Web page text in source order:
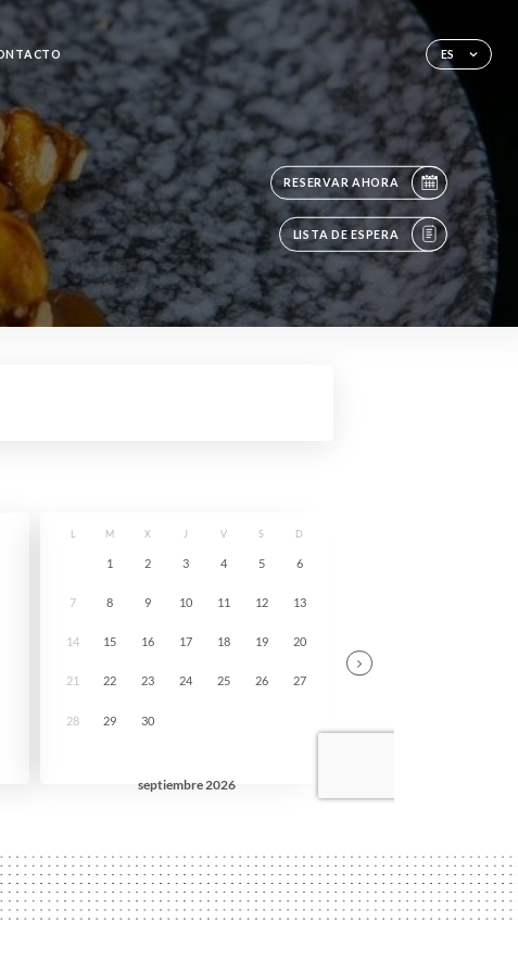
ES
RESERVAR AHORA
LISTA DE ESPERA